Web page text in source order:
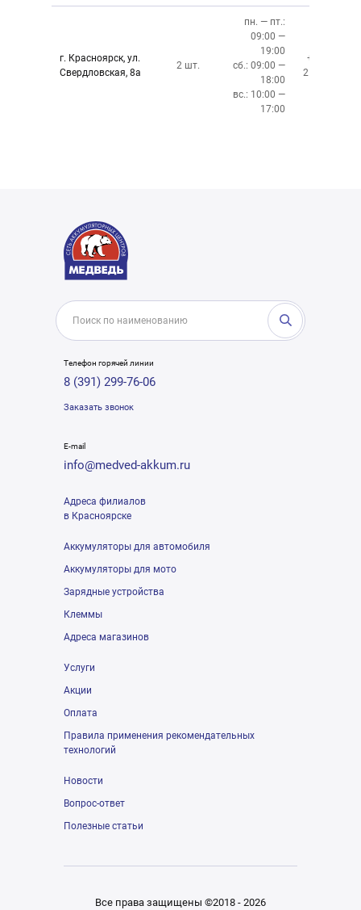
г. Красноярск, ул.
Свердловская, 8а
2 шт.
пн. — пт.:
09:00 —
19:00
сб.: 09:00 —
18:00
вс.: 10:00 —
17:00
+7 (391)
219-27-50
Телефон горячей линии
8 (391) 299-76-06
Заказать звонок
E-mail
info@medved-akkum.ru
Адреса филиалов
в Красноярске
Аккумуляторы для автомобиля
Аккумуляторы для мото
Зарядные устройства
Клеммы
Адреса магазинов
Услуги
Акции
Оплата
Правила применения рекомендательных
технологий
Новости
Вопрос-ответ
Полезные статьи
Все права защищены ©2018 - 2026